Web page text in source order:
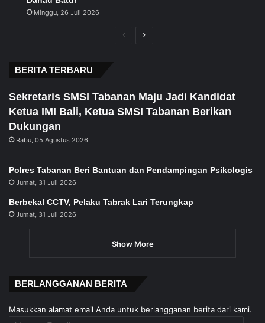
Minggu, 26 Juli 2026
PreviousNext
BERITA TERBARU
Sekretaris SMSI Tabanan Maju Jadi Kandidat
Ketua IMI Bali, Ketua SMSI Tabanan Berikan
Dukungan
Rabu, 05 Agustus 2026
Polres Tabanan Beri Bantuan dan Pendampingan Psikologis
Jumat, 31 Juli 2026
Berbekal CCTV, Pelaku Tabrak Lari Terungkap
Jumat, 31 Juli 2026
Show More
BERLANGGANAN BERITA
Masukkan alamat email Anda untuk berlangganan berita dari kami.